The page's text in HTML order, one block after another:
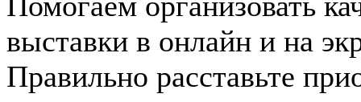
выставки в онлайн и на
Правильно расставьте